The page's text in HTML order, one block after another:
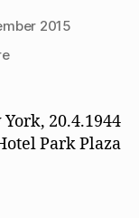
2015
zu
unterstützt
Erika
Mann
20.4.1944
Park Plaza